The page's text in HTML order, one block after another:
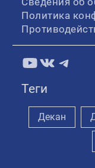
Политика
YouTube
Теги
Декан